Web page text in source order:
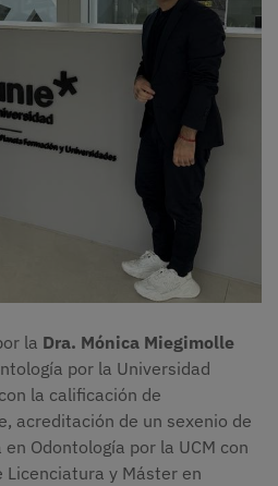
la Dra. Mónica Miegimolle
por la Universidad
la calificación de
acreditación de un sexenio de
Odontología por la UCM con
y Máster en